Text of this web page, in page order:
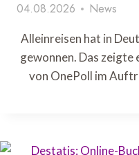
04.08.2026 News
Alleinreisen hat in
gewonnen. Das
von OnePoll im